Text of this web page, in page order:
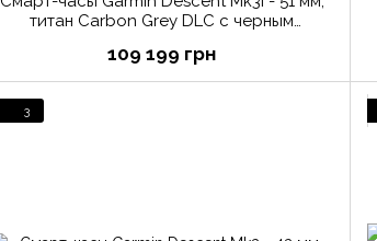
титан Carbon Grey DLC с черным
Descent T2
109 199 грн
3